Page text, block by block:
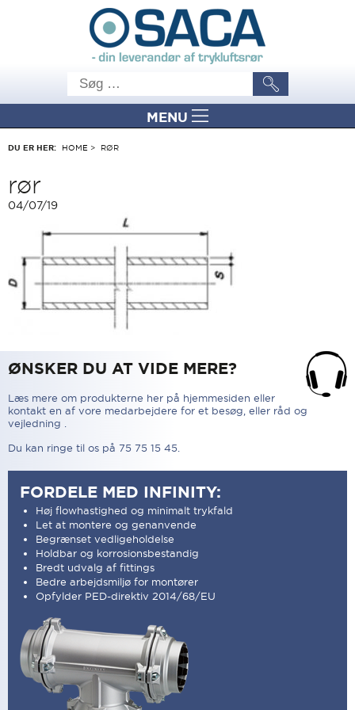
MENU
DU ER HER: HOME > RØR
rør
04/07/19
ØNSKER DU AT VIDE MERE?
Læs mere om produkterne her på hjemmesiden eller
kontakt en af vore medarbejdere for et besøg, eller råd og
vejledning .
Du kan ringe til os på 75 75 15 45.
FORDELE MED INFINITY:
Høj flowhastighed og minimalt trykfald
Let at montere og genanvende
Begrænset vedligeholdelse
Holdbar og korrosionsbestandig
Bredt udvalg af fittings
Bedre arbejdsmiljø for montører
Opfylder PED-direktiv 2014/68/EU